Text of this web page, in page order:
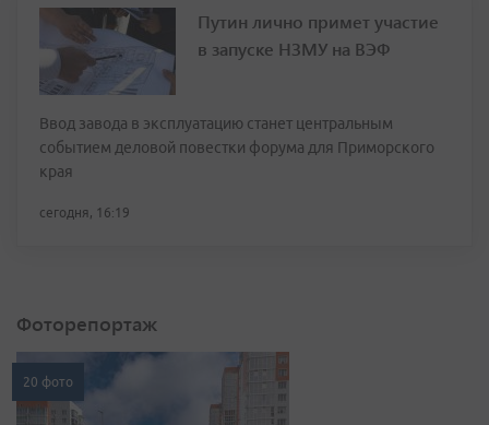
Путин лично примет участие
в запуске НЗМУ на ВЭФ
Ввод завода в эксплуатацию станет центральным
событием деловой повестки форума для Приморского
края
сегодня, 16:19
Фоторепортаж
20 фото